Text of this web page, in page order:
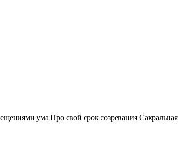
ума Про свой срок созревания Сакральная